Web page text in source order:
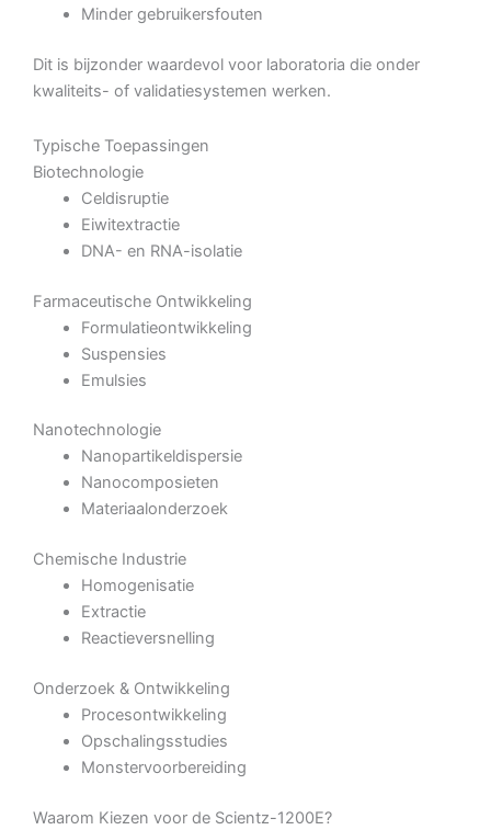
Minder gebruikersfouten
Dit is bijzonder waardevol voor laboratoria die onder
kwaliteits- of validatiesystemen werken.
Typische Toepassingen
Biotechnologie
Celdisruptie
Eiwitextractie
DNA- en RNA-isolatie
Farmaceutische Ontwikkeling
Formulatieontwikkeling
Suspensies
Emulsies
Nanotechnologie
Nanopartikeldispersie
Nanocomposieten
Materiaalonderzoek
Chemische Industrie
Homogenisatie
Extractie
Reactieversnelling
Onderzoek & Ontwikkeling
Procesontwikkeling
Opschalingsstudies
Monstervoorbereiding
Waarom Kiezen voor de Scientz-1200E?